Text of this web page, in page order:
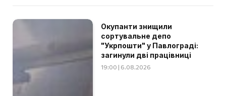
Окупанти знищили
сортувальне депо
"Укрпошти" у Павлограді:
загинули дві працівниці
19:00 | 6.08.2026